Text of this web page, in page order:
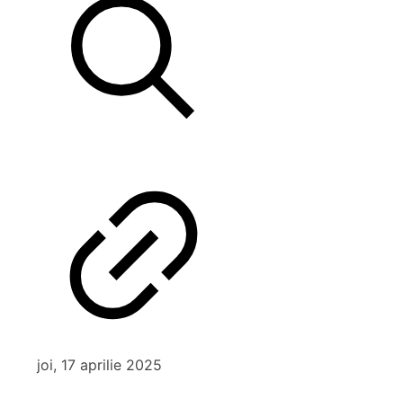
joi, 17 aprilie 2025